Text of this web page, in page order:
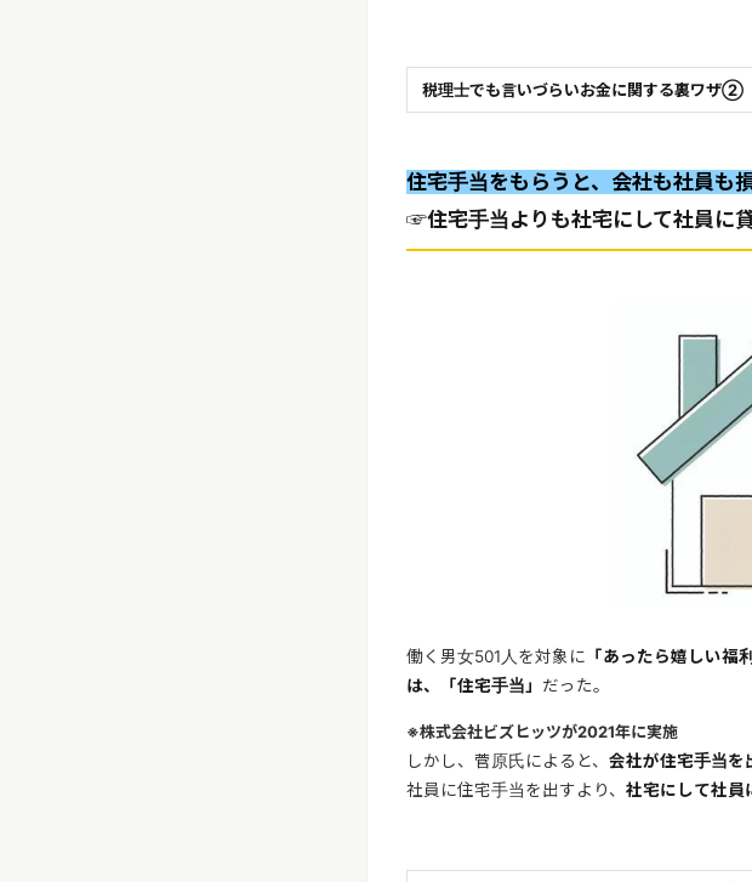
税理士でも言いづらいお金に関する裏ワザ②
住宅手当をもらうと、会社も社員も
☞住宅手当よりも社宅にして社員に
働く男女501人を対象に 「あったら嬉しい福
は、「住宅手当」 だった。
※株式会社ビズヒッツが2021年に実施
しかし、菅原氏によると、 会社が住宅手当を
社員に住宅手当を出すより、 社宅にして社員